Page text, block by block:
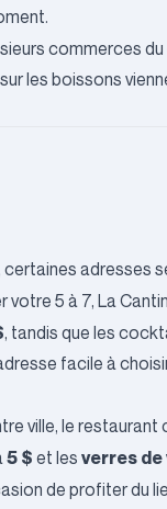
commerces du
les boissons
votre 5 à 7, La
, tandis que les
facile à
ville, le restaurant
5 $ et les verres de
de profiter du